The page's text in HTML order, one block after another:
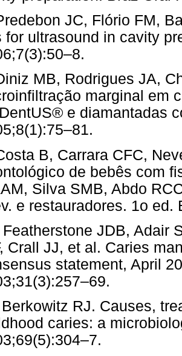
JC, Flório FM,
for ultrasound in cavity
MB, Rodrigues JA,
marginal em
e diamantadas
B, Carrara CFC,
de bebês com
Silva SMB, Abdo
e restauradores. 1o
Featherstone JDB, Adair
Crall JJ, et al. Caries
statement, April
Berkowitz RJ. Causes,
caries: a